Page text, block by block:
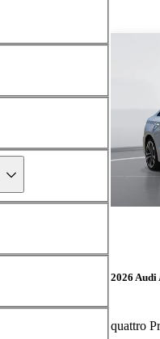
2026 Audi
quattro